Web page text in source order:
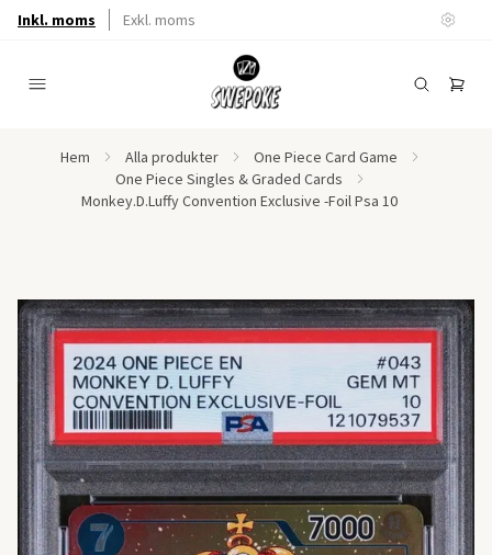
Inkl. moms Exkl. moms
Hem Alla produkter
One Piece Card Game
One Piece Singles & Graded Cards
Monkey.D.Luffy Convention Exclusive -Foil Psa 10